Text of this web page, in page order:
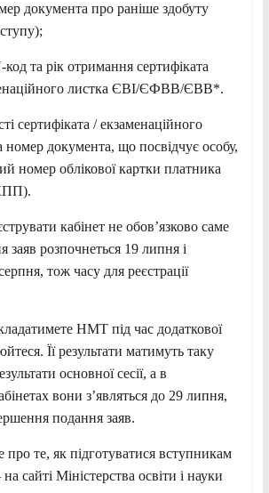
документа про раніше здобуту
та рік отримання сертифіката
листка ЄВІ/ЄФВВ/ЄВВ*.
сертифіката / екзаменаційного
документа, що посвідчує особу,
номер облікової картки платника
кабінет не обов’язково саме
заяв розпочнеться 19 липня і
тож часу для реєстрації
НМТ під час додаткової
Її результати матимуть таку
основної сесії, а в
вони з’являться до 29 липня,
подання заяв.
про те, як підготуватися вступникам
сайті Міністерства освіти і науки